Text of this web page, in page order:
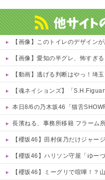
【画像】このトイレのデザイン
【画像】愛知の半グレ、怖すぎ
【動画】逃げる判断はやっ！埼玉で
【魂ネイションズ】「S.H.Figuarts」
本日8/6の乃木坂46「猫舌
長濱ねる、事務所移籍 フラーム
【櫻坂46】田村保乃だけジャー
【櫻坂46】ハリソン守屋「ゆー
【櫻坂46】ミーグリで喧嘩！？